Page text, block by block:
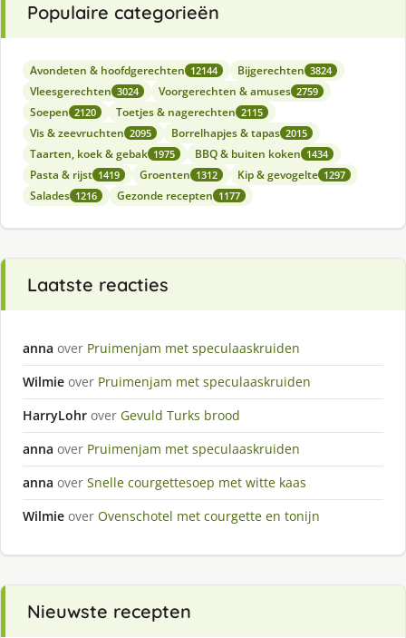
Populaire categorieën
Avondeten & hoofdgerechten 12144 Bijgerechten 3824
Vleesgerechten 3024 Voorgerechten & amuses 2759
Soepen 2120 Toetjes & nagerechten 2115
Vis & zeevruchten 2095 Borrelhapjes & tapas 2015
Taarten, koek & gebak 1975 BBQ & buiten koken 1434
Pasta & rijst 1419 Groenten 1312 Kip & gevogelte 1297
Salades 1216 Gezonde recepten 1177
Laatste reacties
anna over Pruimenjam met speculaaskruiden
Wilmie over Pruimenjam met speculaaskruiden
HarryLohr over Gevuld Turks brood
anna over Pruimenjam met speculaaskruiden
anna over Snelle courgettesoep met witte kaas
Wilmie over Ovenschotel met courgette en tonijn
Nieuwste recepten